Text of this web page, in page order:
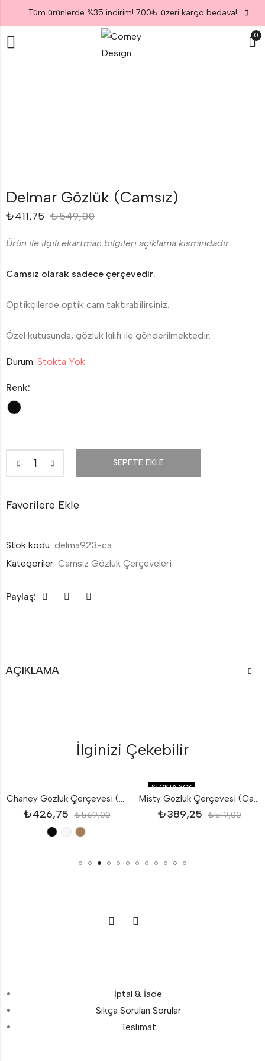
Tüm ürünlerde %35 indirim! 700₺ üzeri kargo bedava!
0
Delmar Gözlük (Camsız)
₺411,75 ₺549,00
Ürün ile ilgili ekartman bilgileri açıklama kısmındadır.
Camsız olarak sadece çerçevedir.
Optikçilerde optik cam taktırabilirsiniz.
Özel kutusunda, gözlük kılıfı ile gönderilmektedir.
Durum: Stokta Yok
Renk:
SEPETE EKLE
Favorilere Ekle
Stok kodu: delma923-ca
Kategoriler: Camsız Gözlük Çerçeveleri
Paylaş:
AÇIKLAMA
İlginizi Çekebilir
₺426,75 ₺569,00
STOKTA YOK
₺389,25 ₺519,00
İptal & İade
Sıkça Sorulan Sorular
Teslimat